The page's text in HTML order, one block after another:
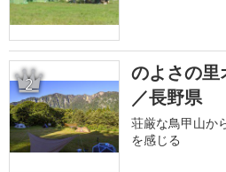
2
のよさの
／長野県
荘厳な鳥甲山か
を感じる